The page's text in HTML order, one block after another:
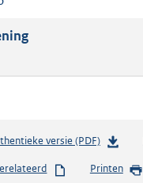
versie (PDF)b
s
Printen